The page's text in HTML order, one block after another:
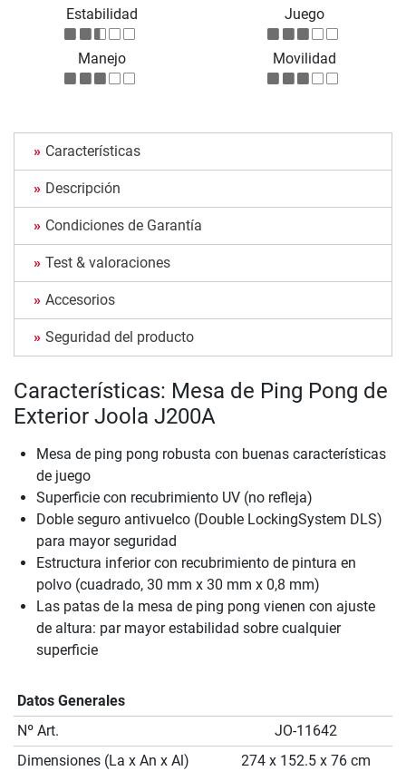
Estabilidad
Juego
Manejo Movilidad
Características
Descripción
Condiciones de Garantía
Test & valoraciones
Accesorios
Seguridad del producto
Características: Mesa de Ping Pong de
Exterior Joola J200A
Mesa de ping pong robusta con buenas características
de juego
Superficie con recubrimiento UV (no refleja)
Doble seguro antivuelco (Double LockingSystem DLS)
para mayor seguridad
Estructura inferior con recubrimiento de pintura en
polvo (cuadrado, 30 mm x 30 mm x 0,8 mm)
Las patas de la mesa de ping pong vienen con ajuste
de altura: par mayor estabilidad sobre cualquier
superficie
Datos Generales
Nº Art.
JO-11642
Dimensiones (La x An x Al)
274 x 152.5 x 76 cm